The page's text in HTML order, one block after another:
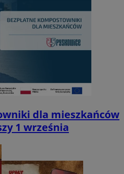
dla mieszkańców
1 września